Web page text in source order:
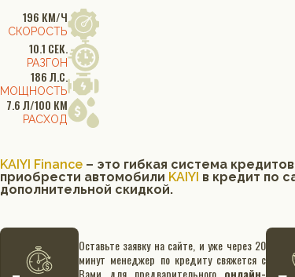
196 КМ/Ч
СКОРОСТЬ
10.1 СЕК.
РАЗГОН
186 Л.С.
МОЩНОСТЬ
7.6 Л/100 КМ
РАСХОД
KAIYI Finance – это гибкая система
приобрести автомобили KAIYI в кредит по
дополнительной скидкой.
Оставьте заявку на сайте, и уже через 20
минут менеджер по кредиту свяжется с
Вами для предварительного онлайн-